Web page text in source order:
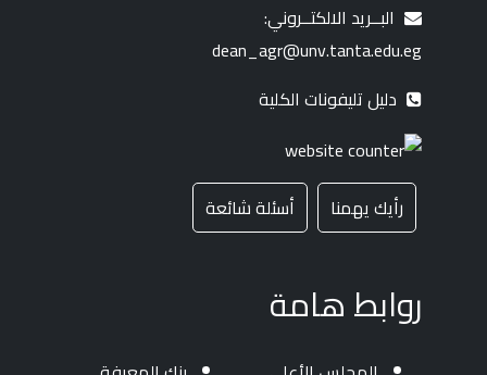
البــريد الالكتــروني:
dean_agr@unv.tanta.edu.eg
دليل تليفونات الكلية
رأيك يهمنا أسئلة شائعة
روابط هامة